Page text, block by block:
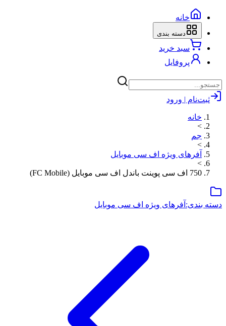
خانه
دسته بندی
سبد خرید
پروفایل
ثبت‌نام | ورود
خانه
>
جم
>
آفرهای ویژه اف سی موبایل
>
750 اف سی پوینت باندل اف سی موبایل (FC Mobile)
دسته بندی: آفرهای ویژه اف سی موبایل